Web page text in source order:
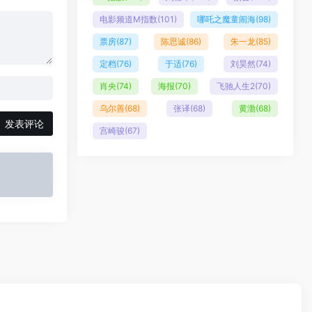
发表评论
电影频道M指数(101) 哪吒之魔童闹海(98)
票房(87) 陈思诚(86) 朱一龙(85)
定档(76) 于适(76) 刘昊然(74)
肖央(74) 海报(70) 飞驰人生2(70)
乌尔善(68) 张译(68) 黄渤(68)
宫崎骏(67)